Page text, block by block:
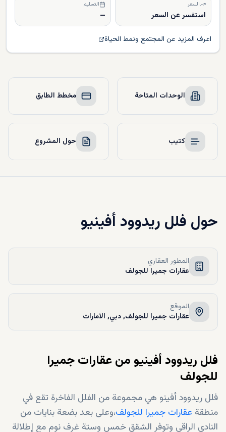
السعر
استفسر عن السعر
التسليم
—
اعرف المزيد عن المجتمع ونمط الحياة
الوحدات المتاحة مخطط الطابق
كتيب حول المشروع
حول فلل ريدوود أفينيو
المطور العقاري
عقارات جميرا للجولف
الموقع
عقارات جميرا للجولف, دبي, الامارات
فلل ريدوود أفينيو من عقارات جميرا
للجولف
فلل ريدوود أفينو هي مجموعة من الفلل الفاخرة تقع في
منطقة عقارات جميرا للجولف،وعلى بعد بضعة بنايات من
النادي الراقي وتوفر الشقق خمس وستة غرف نوم مع إطلالة